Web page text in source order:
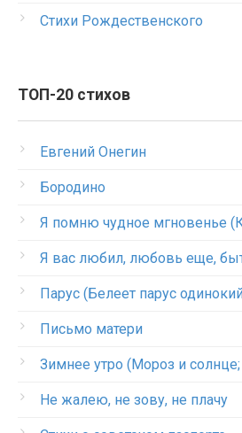
Стихи Рождественского
ТОП-20 стихов
Евгений Онегин
Бородино
Я помню чудное мгновенье
Я вас любил, любовь еще,
Парус (Белеет парус
Письмо матери
Зимнее утро (Мороз и
Не жалею, не зову, не плачу